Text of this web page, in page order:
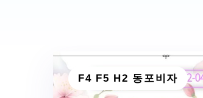
F4 F5 H2 동포비자